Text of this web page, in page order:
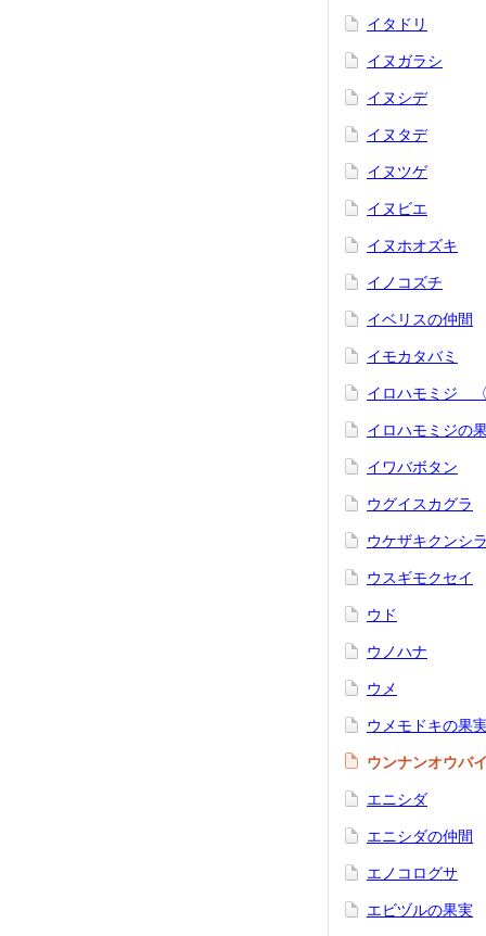
イタドリ
イヌガラシ
イヌシデ
イヌタデ
イヌツゲ
イヌビエ
イヌホオズキ
イノコズチ
イベリスの仲間
イモカタバミ
イロハモミジ 〈
イロハモミジの
イワバボタン
ウグイスカグラ
ウケザキクンシ
ウスギモクセイ
ウド
ウノハナ
ウメ
ウメモドキの果
ウンナンオウバイ
エニシダ
エニシダの仲間
エノコログサ
エビヅルの果実